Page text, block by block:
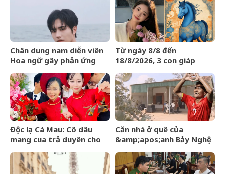
Chân dung nam diễn viên
Hoa ngữ gây phản ứng
Từ ngày 8/8 đến
18/8/2026, 3 con giáp
HIẾM CÓ, tiền bạc tự động
kéo về
Độc lạ Cà Mau: Cô dâu
mang cua trả duyên cho
Căn nhà ở quê của
&amp;apos;anh Bảy Nghệ
đình đám MXH